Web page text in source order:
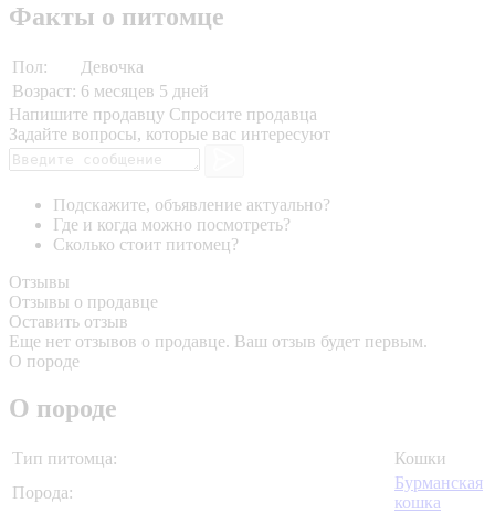
Факты о питомце
Пол:
Девочка
Возраст: 6 месяцев 5 дней
Напишите продавцу Спросите продавца
Задайте вопросы, которые вас интересуют
Подскажите, объявление актуально?
Где и когда можно посмотреть?
Сколько стоит питомец?
Отзывы
Отзывы о продавце
Оставить отзыв
Еще нет отзывов о продавце. Ваш отзыв будет первым.
О породе
О породе
Тип питомца:
Кошки
Порода:
Бурманская
кошка